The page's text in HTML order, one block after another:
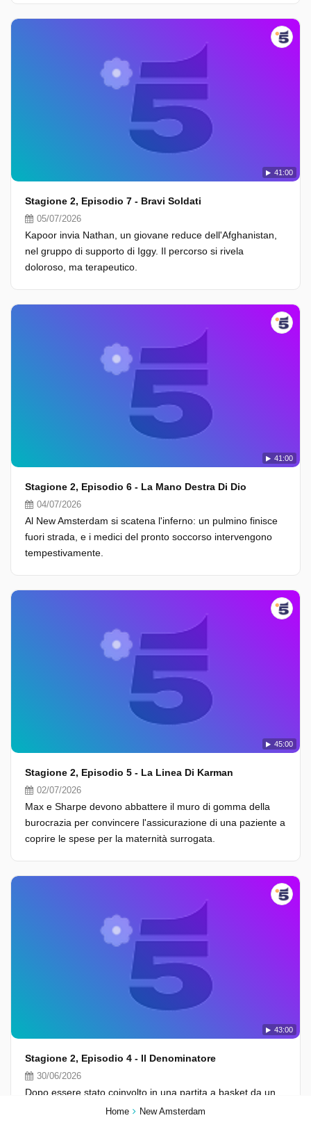
Home New Amsterdam
41:00
Stagione 2, Episodio 7 - Bravi Soldati
05/07/2026
Kapoor invia Nathan, un giovane reduce dell'Afghanistan,
nel gruppo di supporto di Iggy. Il percorso si rivela
doloroso, ma terapeutico.
41:00
Stagione 2, Episodio 6 - La Mano Destra Di Dio
04/07/2026
Al New Amsterdam si scatena l'inferno: un pulmino finisce
fuori strada, e i medici del pronto soccorso intervengono
tempestivamente.
45:00
Stagione 2, Episodio 5 - La Linea Di Karman
02/07/2026
Max e Sharpe devono abbattere il muro di gomma della
burocrazia per convincere l'assicurazione di una paziente a
coprire le spese per la maternità surrogata.
43:00
Stagione 2, Episodio 4 - Il Denominatore
30/06/2026
Dopo essere stato coinvolto in una partita a basket da un
gruppo di afro-americani, Max soccorre uno di loro che